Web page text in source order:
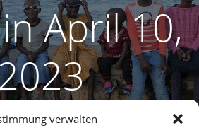
verwalten
April 10,